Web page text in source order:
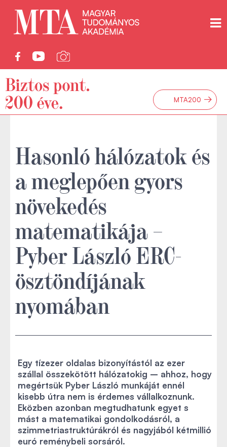
MTA200 →
Hasonló hálózatok és
a meglepően gyors
növekedés
matematikája –
Pyber László ERC-
ösztöndíjának
nyomában
Egy tízezer oldalas bizonyítástól az ezer
szállal összekötött hálózatokig – ahhoz, hogy
megértsük Pyber László munkáját ennél
kisebb útra nem is érdemes vállalkoznunk.
Eközben azonban megtudhatunk egyet s
mást a matematikai gondolkodásról, a
szimmetriastruktúrákról és nagyjából kétmillió
euró reménybeli sorsáról.